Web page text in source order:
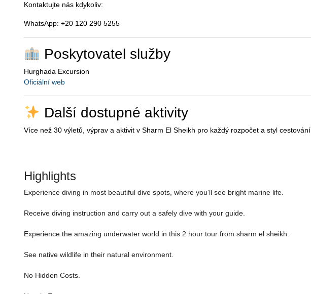
Kontaktujte nás kdykoliv:
WhatsApp: +20 120 290 5255
Poskytovatel služby
Hurghada Excursion
Oficiální web
Další dostupné aktivity
Více než 30 výletů, výprav a aktivit v Sharm El Sheikh pro každý rozpočet a styl cestování.
Highlights
Experience diving in most beautiful dive spots, where you’ll see bright marine life.
Receive diving instruction and carry out a safely dive with your guide.
Experience the amazing underwater world in this 2 hour tour from sharm el sheikh.
See native wildlife in their natural environment.
No Hidden Costs.